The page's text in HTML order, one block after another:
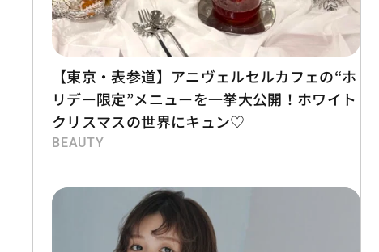
【東京・表参道】アニヴェルセルカフェの“ホ
リデー限定”メニューを一挙大公開！ホワイト
クリスマスの世界にキュン♡
BEAUTY